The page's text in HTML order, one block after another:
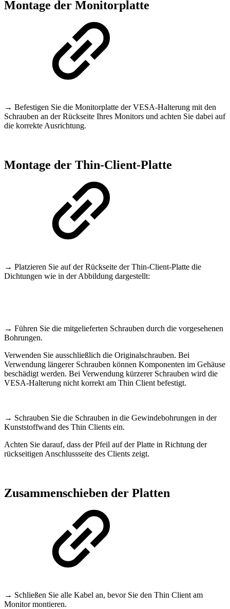
Montage der Monitorplatte
→ Befestigen Sie die Monitorplatte der VESA-Halterung mit den
Schrauben an der Rückseite Ihres Monitors und achten Sie dabei auf
die korrekte Ausrichtung.
Montage der Thin-Client-Platte
→ Platzieren Sie auf der Rückseite der Thin-Client-Platte die
Dichtungen wie in der Abbildung dargestellt:
→ Führen Sie die mitgelieferten Schrauben durch die vorgesehenen
Bohrungen.
Verwenden Sie ausschließlich die Originalschrauben. Bei
Verwendung längerer Schrauben können Komponenten im Gehäuse
beschädigt werden. Bei Verwendung kürzerer Schrauben wird die
VESA-Halterung nicht korrekt am Thin Client befestigt.
→ Schrauben Sie die Schrauben in die Gewindebohrungen in der
Kunststoffwand des Thin Clients ein.
Achten Sie darauf, dass der Pfeil auf der Platte in Richtung der
rückseitigen Anschlussseite des Clients zeigt.
Zusammenschieben der Platten
→ Schließen Sie alle Kabel an, bevor Sie den Thin Client am
Monitor montieren.